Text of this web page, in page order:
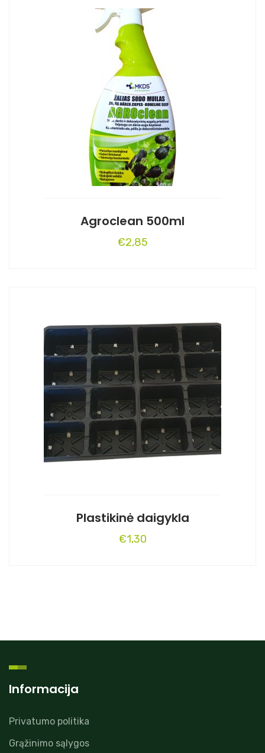
Agroclean 500ml
€2,85
Plastikinė daigykla
€1,30
Informacija
Privatumo politika
Grąžinimo sąlygos